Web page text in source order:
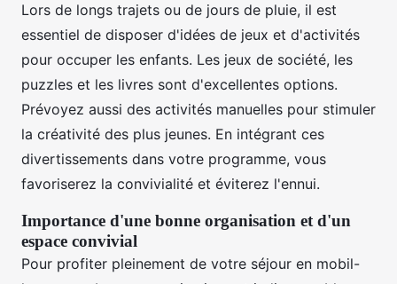
Lors de longs trajets ou de jours de pluie, il est
essentiel de disposer d'idées de jeux et d'activités
pour occuper les enfants. Les jeux de société, les
puzzles et les livres sont d'excellentes options.
Prévoyez aussi des activités manuelles pour stimuler
la créativité des plus jeunes. En intégrant ces
divertissements dans votre programme, vous
favoriserez la convivialité et éviterez l'ennui.
Importance d'une bonne organisation et d'un
espace convivial
Pour profiter pleinement de votre séjour en mobil-